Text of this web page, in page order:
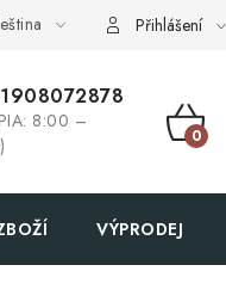
Přihlášení
8:00 –
VÝPRODEJ